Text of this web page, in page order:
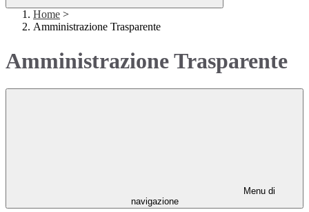
Home >
Amministrazione Trasparente
Amministrazione Trasparente
Menu di
navigazione